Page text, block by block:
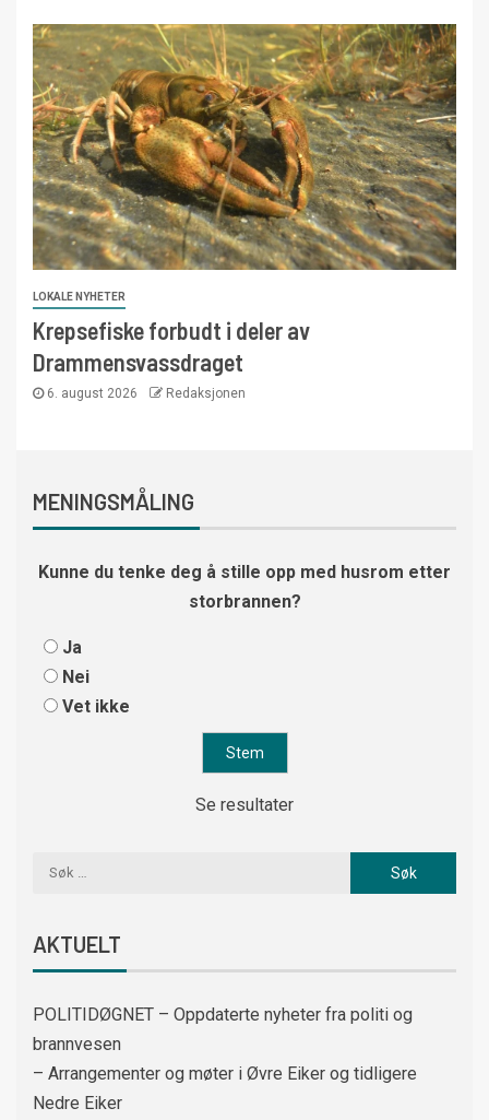
LOKALE NYHETER
Krepsefiske forbudt i deler av
Drammensvassdraget
6. august 2026 Redaksjonen
MENINGSMÅLING
Kunne du tenke deg å stille opp med husrom etter
storbrannen?
Ja
Nei
Vet ikke
Se resultater
AKTUELT
POLITIDØGNET – Oppdaterte nyheter fra politi og
brannvesen
– Arrangementer og møter i Øvre Eiker og tidligere
Nedre Eiker